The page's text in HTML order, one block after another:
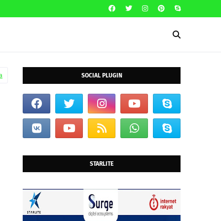
SOCIAL PLUGIN
STARLITE